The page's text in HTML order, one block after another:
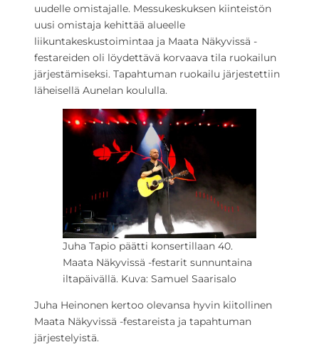
uudelle omistajalle. Messukeskuksen kiinteistön
uusi omistaja kehittää alueelle
liikuntakeskustoimintaa ja Maata Näkyvissä -
festareiden oli löydettävä korvaava tila ruokailun
järjestämiseksi. Tapahtuman ruokailu järjestettiin
läheisellä Aunelan koululla.
Juha Tapio päätti konsertillaan 40.
Maata Näkyvissä -festarit sunnuntaina
iltapäivällä. Kuva: Samuel Saarisalo
Juha Heinonen kertoo olevansa hyvin kiitollinen
Maata Näkyvissä -festareista ja tapahtuman
järjestelyistä.